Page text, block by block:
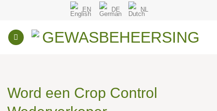
inhoud
EN DE NL
Word een Crop Control